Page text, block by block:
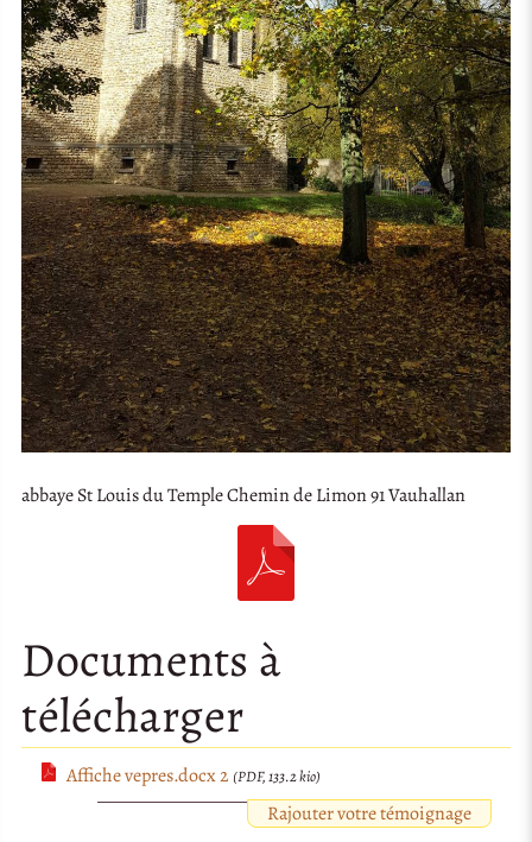
abbaye St Louis du Temple Chemin de Limon 91 Vauhallan
Documents à
télécharger
Affiche vepres.docx 2 (PDF, 133.2 kio)
Rajouter votre témoignage